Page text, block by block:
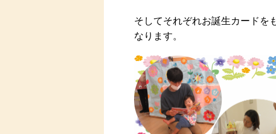
そしてそれぞれお誕生カードを
なります。